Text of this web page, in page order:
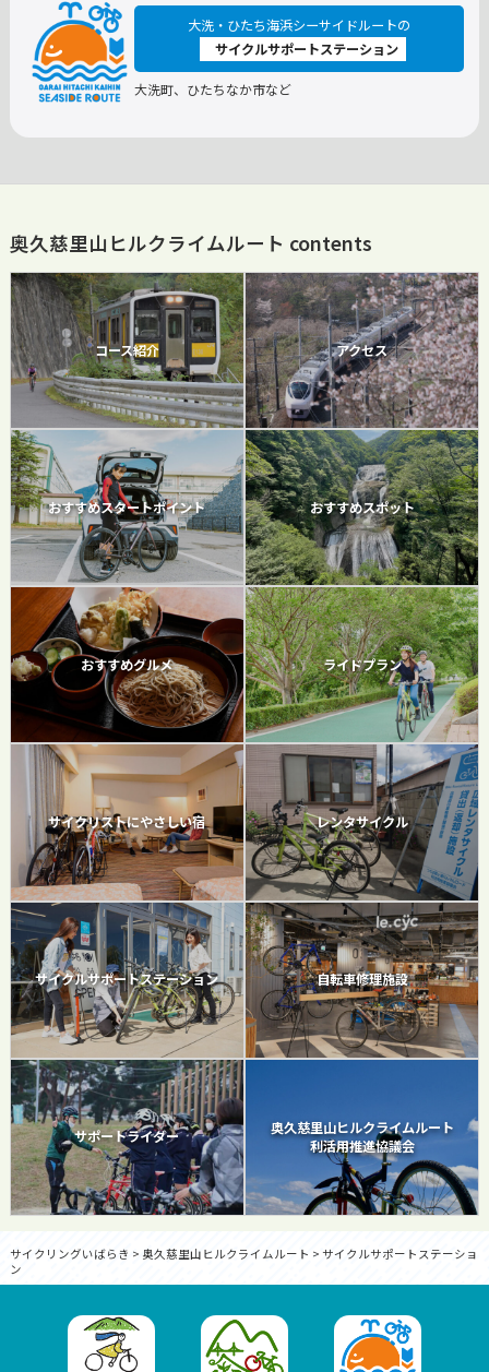
大洗・ひたち海浜シーサイドルートの
サイクルサポートステーション
大洗町、ひたちなか市など
奥久慈里山ヒルクライムルート contents
コース紹介 アクセス
おすすめスタートポイント おすすめスポット
おすすめグルメ ライドプラン
サイクリストにやさしい宿 レンタサイクル
サイクルサポートステーション 自転車修理施設
サポートライダー
奥久慈里山ヒルクライムルート
利活用推進協議会
サイクリングいばらき > 奥久慈里山ヒルクライムルート > サイクルサポートステーショ
ン